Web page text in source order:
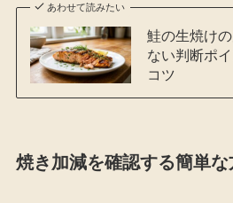
あわせて読みたい
鮭の生焼け
ない判断ポ
コツ
焼き加減を確認する簡単な